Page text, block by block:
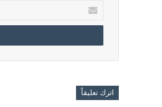
بريدك
الإلكتروني
اترك تعليقاً